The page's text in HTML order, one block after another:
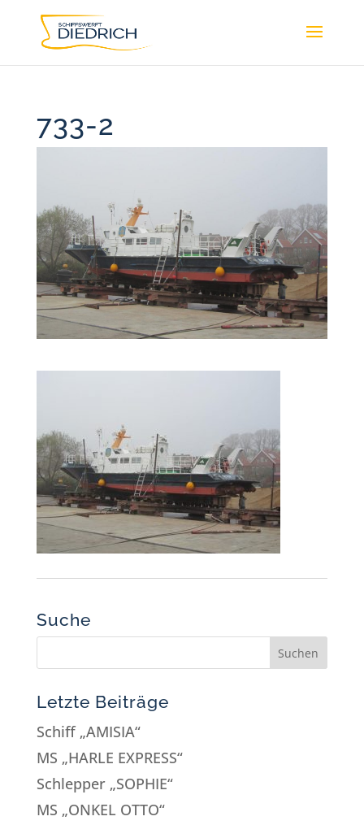
733-2
Suche
Letzte Beiträge
Schiff „AMISIA“
MS „HARLE EXPRESS“
Schlepper „SOPHIE“
MS „ONKEL OTTO“